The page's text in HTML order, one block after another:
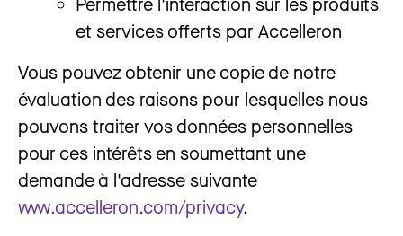
et services offerts par Accelleron
Vous pouvez obtenir une copie de notre
évaluation des raisons pour lesquelles nous
pouvons traiter vos données personnelles
pour ces intérêts en soumettant une
demande à l'adresse suivante
www.accelleron.com/privacy.